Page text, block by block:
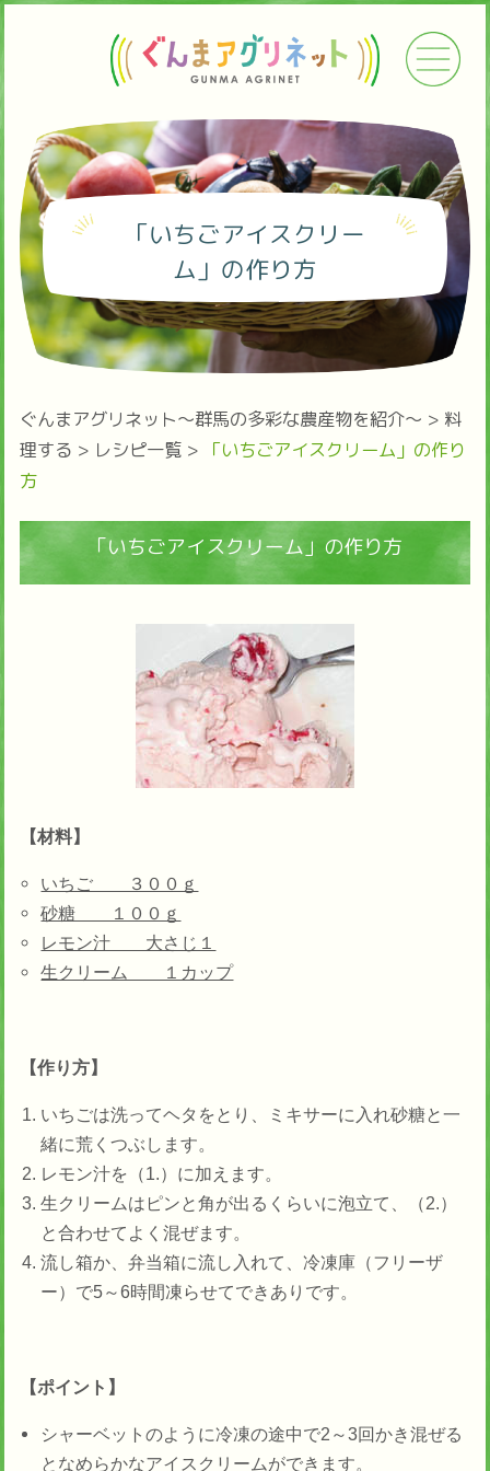
「いちごアイスクリー
ム」の作り方
ぐんまアグリネット～群馬の多彩な農産物を紹介～ > 料
理する > レシピ一覧>
「いちごアイスクリーム」の作り
方
「いちごアイスクリーム」の作り方
【材料】
いちご ３００ｇ
砂糖 １００ｇ
レモン汁 大さじ１
生クリーム １カップ
【作り方】
いちごは洗ってヘタをとり、ミキサーに入れ砂糖と一
緒に荒くつぶします。
レモン汁を（1.）に加えます。
生クリームはピンと角が出るくらいに泡立て、（2.）
と合わせてよく混ぜます。
流し箱か、弁当箱に流し入れて、冷凍庫（フリーザ
ー）で5～6時間凍らせてできありです。
【ポイント】
シャーベットのように冷凍の途中で2～3回かき混ぜる
となめらかなアイスクリームができます。